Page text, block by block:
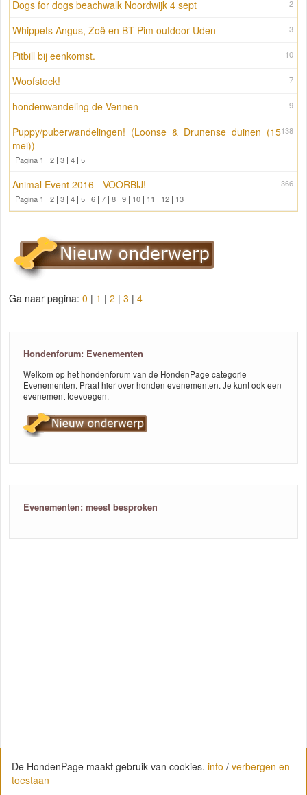
2
Dogs for dogs beachwalk Noordwijk 4 sept
3
Whippets Angus, Zoë en BT Pim outdoor Uden
10
Pitbill bij eenkomst.
7
Woofstock!
9
hondenwandeling de Vennen
138
Puppy/puberwandelingen! (Loonse & Drunense duinen (15
mei))
Pagina 1 | 2 | 3 | 4 | 5
366
Animal Event 2016 - VOORBIJ!
Pagina 1 | 2 | 3 | 4 | 5 | 6 | 7 | 8 | 9 | 10 | 11 | 12 | 13
Ga naar pagina: 0 | 1 | 2 | 3 | 4
Hondenforum: Evenementen
Welkom op het hondenforum van de HondenPage categorie
Evenementen. Praat hier over honden evenementen. Je kunt ook een
evenement toevoegen.
Evenementen: meest besproken
De HondenPage maakt gebruik van cookies. info / verbergen en
toestaan